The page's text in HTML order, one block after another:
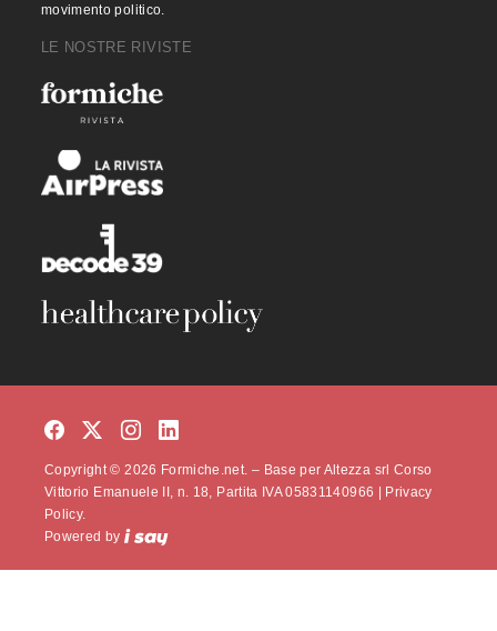
movimento politico.
LE NOSTRE RIVISTE
Copyright © 2026 Formiche.net. – Base per Altezza srl Corso
Vittorio Emanuele II, n. 18, Partita IVA 05831140966 | Privacy
Policy.
Powered by